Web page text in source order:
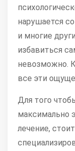
нарушается
и многие
избавиться
невозможно.
все эти
Для того
максимально
лечение,